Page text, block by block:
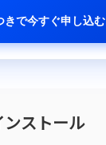
きで今すぐ申し込む
ストール